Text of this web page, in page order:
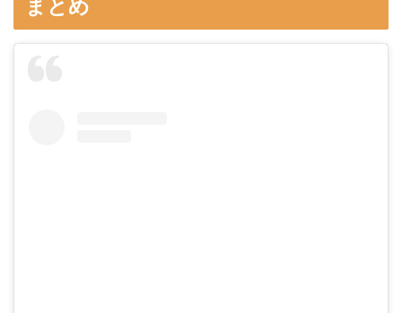
まとめ